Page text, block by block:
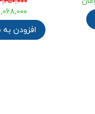
۲,۰۶۸,۰۰۰
افزودن